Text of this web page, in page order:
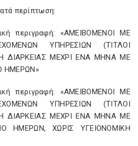
περίπτωση:
περιγραφή: «ΑΜΕΙΒΟΜΕΝΟΙ ΜΕ
ΥΠΗΡΕΣΙΩΝ (ΤΙΤΛΟΙ
ΔΙΑΡΚΕΙΑΣ ΜΕΧΡΙ ΕΝΑ ΜΗΝΑ ΜΕ
ΗΜΕΡΩΝ»
περιγραφή: «ΑΜΕΙΒΟΜΕΝΟΙ ΜΕ
ΥΠΗΡΕΣΙΩΝ (ΤΙΤΛΟΙ
ΔΙΑΡΚΕΙΑΣ ΜΕΧΡΙ ΕΝΑ ΜΗΝΑ ΜΕ
ΗΜΕΡΩΝ, ΧΩΡΙΣ ΥΓΕΙΟΝΟΜΙΚΗ